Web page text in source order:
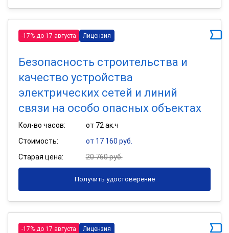
-17% до 17 августа Лицензия
Безопасность строительства и
качество устройства
электрических сетей и линий
связи на особо опасных объектах
Кол-во часов:
от 72 ак.ч
Стоимость:
от 17 160 руб.
Старая цена:
20 760 руб.
Получить удостоверение
-17% до 17 августа Лицензия